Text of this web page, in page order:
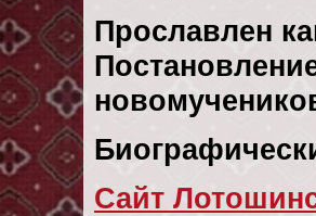
Прославлен
Сайт